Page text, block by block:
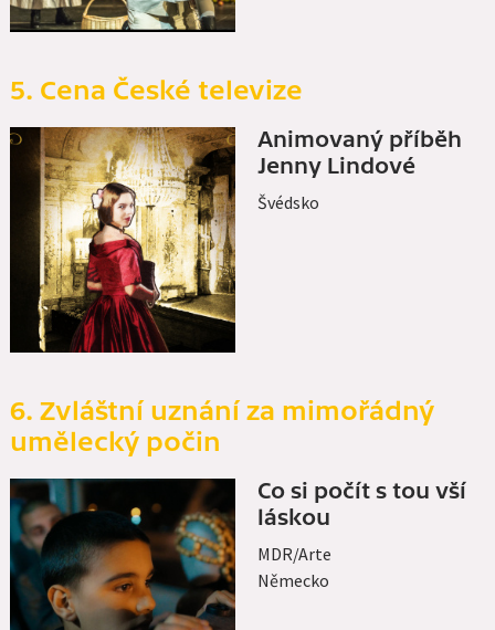
5. Cena České televize
Animovaný příběh
Jenny Lindové
Švédsko
6. Zvláštní uznání za mimořádný
umělecký počin
Co si počít s tou vší
láskou
MDR/Arte
Německo